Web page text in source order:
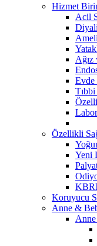
Hizmet
Acil
Ağız
Evde
Özellikli
Yeni
Koruyucu
Anne &